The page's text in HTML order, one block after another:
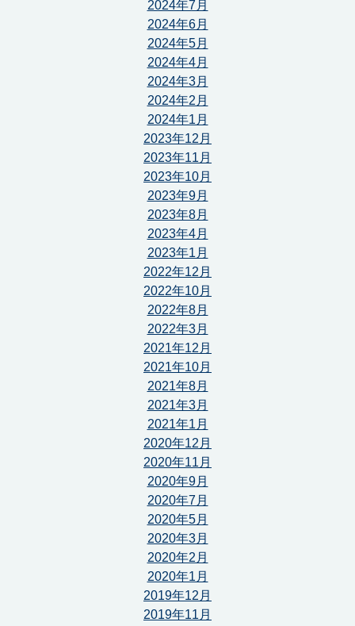
2024年7月
2024年6月
2024年5月
2024年4月
2024年3月
2024年2月
2024年1月
2023年12月
2023年11月
2023年10月
2023年9月
2023年8月
2023年4月
2023年1月
2022年12月
2022年10月
2022年8月
2022年3月
2021年12月
2021年10月
2021年8月
2021年3月
2021年1月
2020年12月
2020年11月
2020年9月
2020年7月
2020年5月
2020年3月
2020年2月
2020年1月
2019年12月
2019年11月